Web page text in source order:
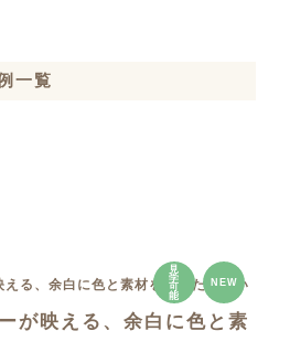
一覧
見
学
可
能
NEW
が映える、余白に色と素